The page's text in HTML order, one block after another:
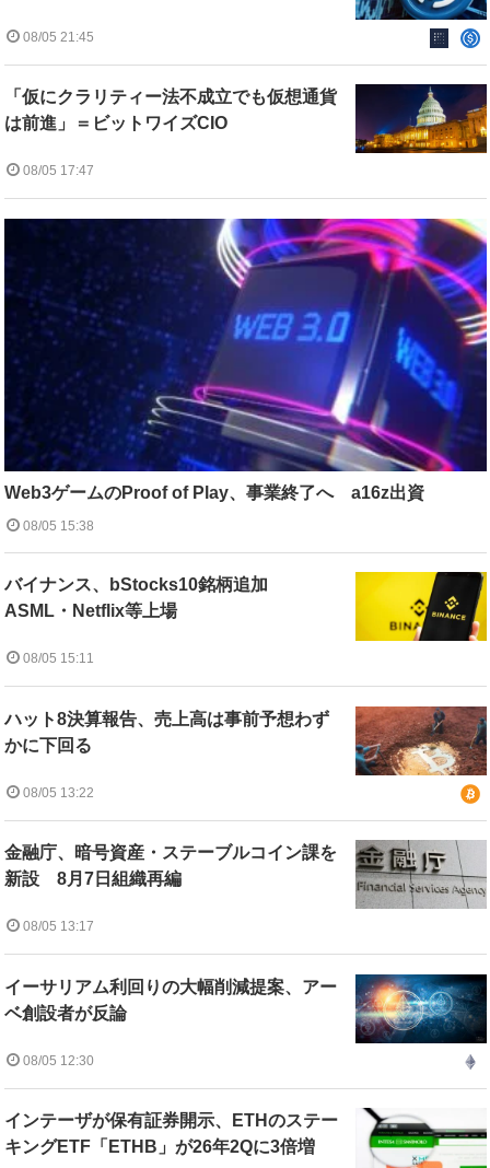
08/05 21:45
「仮にクラリティー法不成立でも仮想通貨
は前進」＝ビットワイズCIO
08/05 17:47
Web3ゲームのProof of Play、事業終了へ a16z出資
08/05 15:38
バイナンス、bStocks10銘柄追加
ASML・Netflix等上場
08/05 15:11
ハット8決算報告、売上高は事前予想わず
かに下回る
08/05 13:22
金融庁、暗号資産・ステーブルコイン課を
新設 8月7日組織再編
08/05 13:17
イーサリアム利回りの大幅削減提案、アー
ベ創設者が反論
08/05 12:30
インテーザが保有証券開示、ETHのステー
キングETF「ETHB」が26年2Qに3倍増